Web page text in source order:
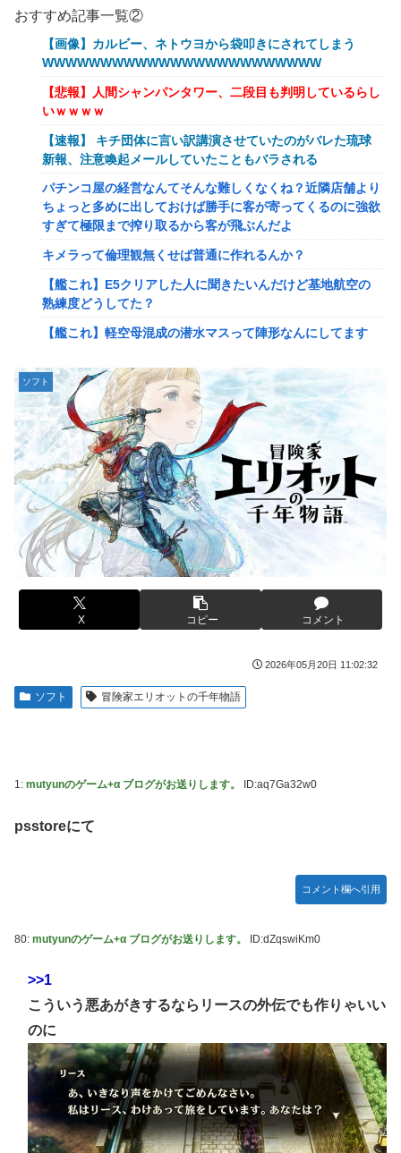
( •᷄ὤ•᷅ )
キメラって倫理観無くせば普通に作れるんか？
【艦これ】E5クリアした人に聞きたいんだけど基地航空の
熟練度どうしてた？
【艦これ】軽空母混成の潜水マスって陣形なんにしてます
の？？？
【艦これ】みんなもう終わってそうだから聞くんだけど E3-
2ってサブの穴が空いてないダイハツ駆逐並べて 高速＋とか
してるとアホほど時間かかる？
【驚愕】ユーチューバー「撮影で使うから、この高級時計も
車もぜ～んぶ経費でタダ！ｗ」←まさかコレ本気にしてる奴
なんておらんよな？よな？w w w w w w w w w w w
【速報】へずまりゅうさん、完全に聖人の顔へ←これw w w
w w w w w
【緊急】爆美女「すみません。砲弾3つ持ってきました」警
察「！？」自衛隊「！？」→結果w w w w w w w w
【動画】名古屋栄で不良外人が警察官を突き飛ばす。逮捕し
ろやｗｗｗ
【勇者王ガオガイガー】PLAMATEA「獅子王凱」プラモデ
ル【明日予約開始】
無理やり家族旅行に付いてきて露天風呂でも大声で嫌味を言
う姑。爆発寸前の私が他の客の前で「一世一代の勇気」を振
り絞り決行した前代未聞の返り討ちがこちら←身体を張った
【ToLOVEる】ユニクリ「籾岡里紗 ダークネスver.」フィギ
ュア【再販予約開始】
【悲報】女「丸亀製麺美味しかったね」俺「また来ようよ」
たんだが俺悪くないよな？？？？？？？？
高市首相の衣装にケチを付けた元宝塚女優、速攻で過去の黒
【スト6】待望の全体バランス調整、バトル変更リスト
【速報】日本一ソフトウェア「定価9000円のゲームです。
買って下さい。」→結果・・・
【訃報】人気Vtuberの犬、19歳で死去
とんでもない「積みプラ」がテレビで放送されてしまう
【正論】X民「真の弱者男性は恋愛ゲームとかアニメ見てな
い。本当の闇を見せるね」←170000バズwwwwwww
【シンデレラガールズ】 百鬼夜行をテーマとしたPOP UP
おすすめ記事一覧②
【画像】カルビー、ネトウヨから袋叩きにされてしまう
WWWWWWWWWWWWWWWWWWWWWWWW
【悲報】人間シャンパンタワー、二段目も判明しているらし
いｗｗｗｗ
【速報】 キチ団体に言い訳講演させていたのがバレた琉球
新報、注意喚起メールしていたこともバラされる
パチンコ屋の経営なんてそんな難しくなくね？近隣店舗より
ちょっと多めに出しておけば勝手に客が寄ってくるのに強欲
すぎて極限まで搾り取るから客が飛ぶんだよ
キメラって倫理観無くせば普通に作れるんか？
【艦これ】E5クリアした人に聞きたいんだけど基地航空の
熟練度どうしてた？
【艦これ】軽空母混成の潜水マスって陣形なんにしてます
【画像】X女子「ガチでこういう彼氏欲しくて息できん」
2000万バズ
【動画】クレヨンしんちゃんの例の動画、バズリすぎてネッ
トミームと化すｗｗｗｗ
【速報】ジャンポケ斎藤、求刑7年で逝く。実刑確実か
【速報】ゼレンスキー大統領「日本の支援は期待されたほど
の成果がない」WWWWWWWWWWW
【速報】"見せブラ"女神、現る♡♡♡♡
村が燃やされたみたいになった」←26万ｲｲﾈｗｗｗｗ
メディア「Switch2、499ドルでも安い800ドル超えるか
【動画】R2-D2の絶叫からしか得られない栄養があるｗｗｗ
ウクライナの次は日本とかいうやついるけどどういう理屈な
【悲報】熊本は猛暑と断水…その頃、茂木外相は中南米でニ
海外「世界で日本を死守するぞ！」 日本の消防署を訪れた
日産が社運をかけて発売するSUVｗｗｗｗｗｗｗ
73milで契約延長合意
エクスアリーナ松戸がディスクアップ2を撤去したらしくデ
ィスクアッパーさん達から落胆の声
結局おまえらが求める『RPGの理想の主人公』って一体どう
いうのなん？
ソフト
X コピー コメント
2026年05月20日 11:02:32
ソフト 冒険家エリオットの千年物語
1: mutyunのゲーム+α ブログがお送りします。 ID:aq7Ga32w0
psstoreにて
コメント欄へ引用
80: mutyunのゲーム+α ブログがお送りします。 ID:dZqswiKm0
>>1
こういう悪あがきするならリースの外伝でも作りゃいい
のに